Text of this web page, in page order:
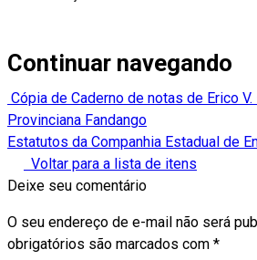
Continuar navegando
Cópia de Caderno de notas de Erico
Provinciana Fandango
Estatutos da Companhia Estadual de
Voltar para a lista de itens
Deixe seu comentário
O seu endereço de e-mail não será
obrigatórios são marcados com *